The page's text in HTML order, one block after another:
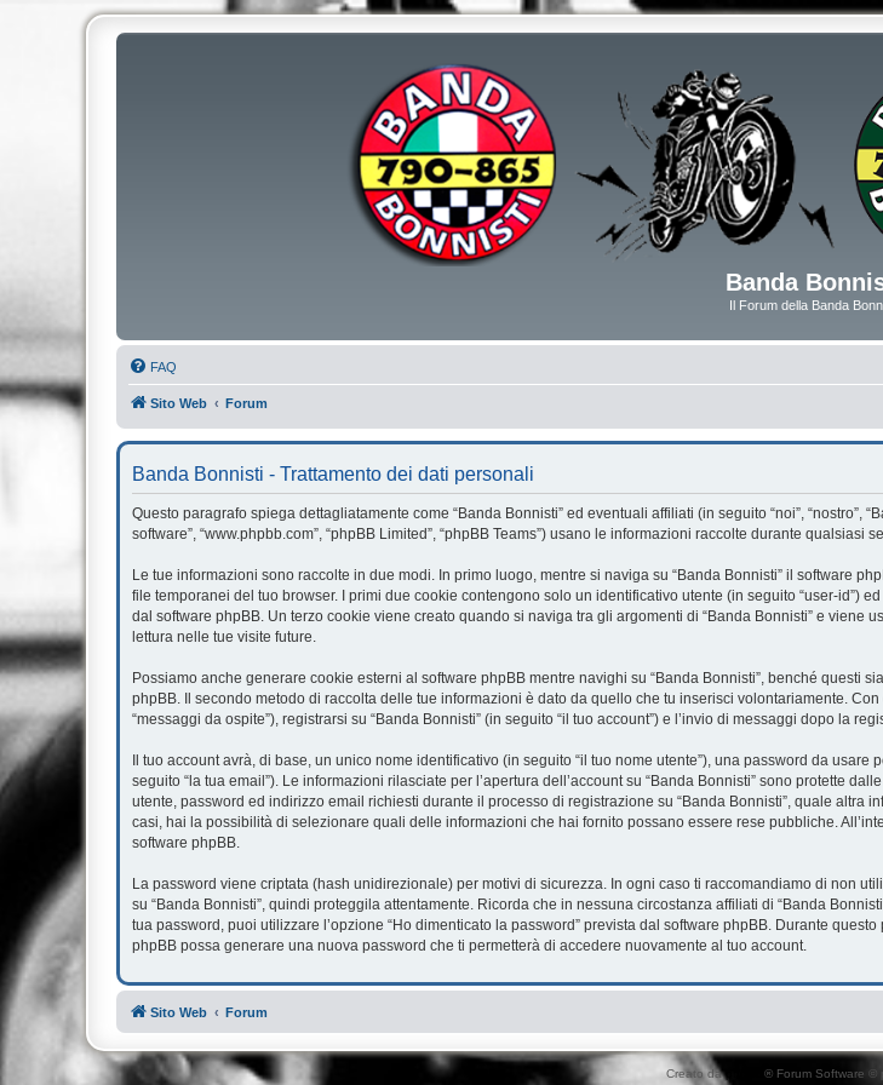
Banda
Il Forum della Banda
FAQ
Sito Web Forum
Banda Bonnisti - Trattamento dei dati personali
Questo paragrafo spiega dettagliatamente come “Banda Bonnisti” ed eventuali affiliati (in seguito “noi”, “nostro”,
software”, “www.phpbb.com”, “phpBB Limited”, “phpBB Teams”) usano le informazioni raccolte durante qualsiasi
Le tue informazioni sono raccolte in due modi. In primo luogo, mentre si naviga su “Banda Bonnisti” il software
file temporanei del tuo browser. I primi due cookie contengono solo un identificativo utente (in seguito “user-id”)
dal software phpBB. Un terzo cookie viene creato quando si naviga tra gli argomenti di “Banda Bonnisti” e
lettura nelle tue visite future.
Possiamo anche generare cookie esterni al software phpBB mentre navighi su “Banda Bonnisti”, benché questi
phpBB. Il secondo metodo di raccolta delle tue informazioni è dato da quello che tu inserisci volontariamente.
“messaggi da ospite”), registrarsi su “Banda Bonnisti” (in seguito “il tuo account”) e l’invio di messaggi dopo la
Il tuo account avrà, di base, un unico nome identificativo (in seguito “il tuo nome utente”), una password da
seguito “la tua email”). Le informazioni rilasciate per l’apertura dell’account su “Banda Bonnisti” sono protette
utente, password ed indirizzo email richiesti durante il processo di registrazione su “Banda Bonnisti”, quale altra
casi, hai la possibilità di selezionare quali delle informazioni che hai fornito possano essere rese pubbliche.
software phpBB.
La password viene criptata (hash unidirezionale) per motivi di sicurezza. In ogni caso ti raccomandiamo di non
su “Banda Bonnisti”, quindi proteggila attentamente. Ricorda che in nessuna circostanza affiliati di “Banda
tua password, puoi utilizzare l’opzione “Ho dimenticato la password” prevista dal software phpBB. Durante
phpBB possa generare una nuova password che ti permetterà di accedere nuovamente al tuo account.
Sito Web Forum
Creato daphpBB ® Forum Software ©